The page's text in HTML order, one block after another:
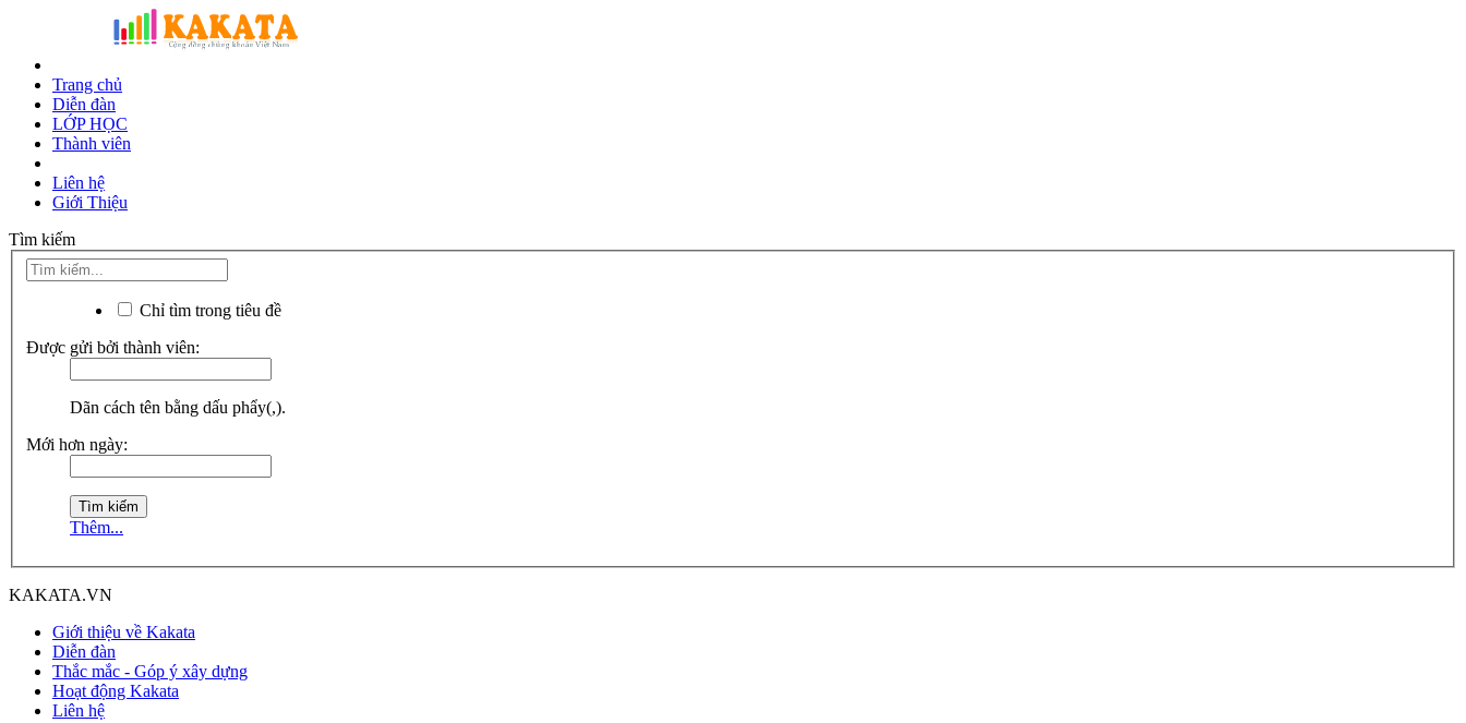
Trang chủ
Diễn đàn
LỚP HỌC
Thành viên
Liên hệ
Giới Thiệu
Tìm kiếm
Chỉ tìm trong tiêu đề
Được gửi bởi thành viên:
Dãn cách tên bằng dấu phẩy(,).
Mới hơn ngày:
Thêm...
KAKATA.VN
Giới thiệu về Kakata
Diễn đàn
Thắc mắc - Góp ý xây dựng
Hoạt động Kakata
Liên hệ